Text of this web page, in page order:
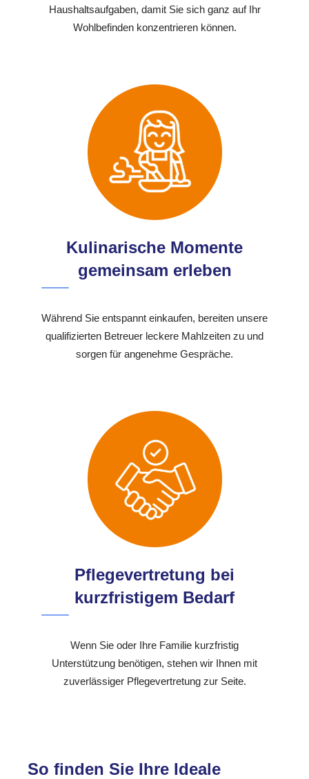
Haushaltsaufgaben, damit Sie sich ganz auf Ihr
Wohlbefinden konzentrieren können.
Kulinarische Momente
gemeinsam erleben
Während Sie entspannt einkaufen, bereiten unsere
qualifizierten Betreuer leckere Mahlzeiten zu und
sorgen für angenehme Gespräche.
Pflegevertretung bei
kurzfristigem Bedarf
Wenn Sie oder Ihre Familie kurzfristig
Unterstützung benötigen, stehen wir Ihnen mit
zuverlässiger Pflegevertretung zur Seite.
So finden Sie Ihre Ideale